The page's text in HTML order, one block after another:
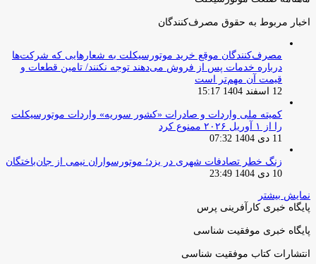
اخبار مربوط به حقوق مصرف‌کنندگان
مصرف‌کنندگان موقع خرید موتورسیکلت به شعارهایی که شرکت‌ها
درباره خدمات پس از فروش می‌دهند توجه نکنند/ تامین قطعات و
قیمت آن مهم‌تر است
12 اسفند 1404 15:17
کمیته ملی واردات و صادرات «کشور سوریه» واردات موتورسیکلت
را از ۱ آوریل ۲۰۲۶ ممنوع کرد
11 دی 1404 07:32
زنگ خطر تصادفات شهری در یزد؛ موتورسواران نیمی از جان‌باختگان
10 دی 1404 23:49
نمایش بیشتر
پایگاه خبری کارآفرینی پرس
پایگاه خبری موفقیت شناسی
انتشارات کتاب موفقیت شناسی